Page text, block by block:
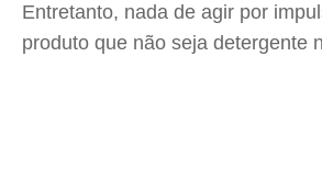
Entretanto, nada de agir por
produto que não seja detergente